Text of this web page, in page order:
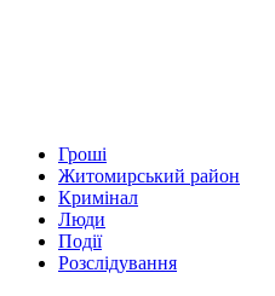
Гроші
Житомирський район
Кримінал
Люди
Події
Розслідування